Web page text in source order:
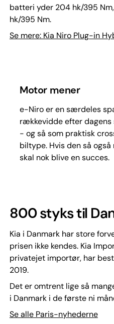
batteri yder 204 hk/395 Nm,
hk/395 Nm.
Se mere: Kia Niro Plug-in
Motor mener
e-Niro er en særdeles
rækkevidde efter
- og så som praktisk
biltype. Hvis den så
skal nok blive en succes.
800 styks til
Kia i Danmark har store
prisen ikke kendes. Kia
privatejet importør, har
2019.
Det er omtrent lige så
i Danmark i de første ni
Se alle Paris-nyhederne